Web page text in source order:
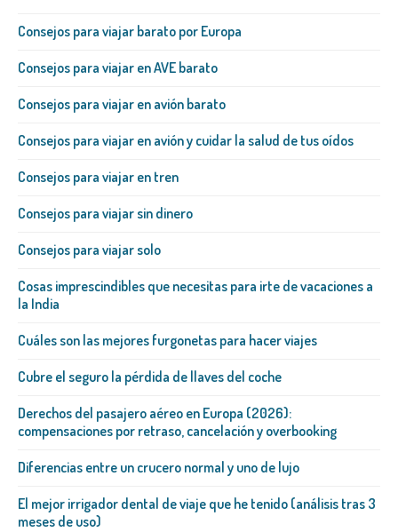
Consejos para viajar barato por Europa
Consejos para viajar en AVE barato
Consejos para viajar en avión barato
Consejos para viajar en avión y cuidar la salud de tus oídos
Consejos para viajar en tren
Consejos para viajar sin dinero
Consejos para viajar solo
Cosas imprescindibles que necesitas para irte de vacaciones a
la India
Cuáles son las mejores furgonetas para hacer viajes
Cubre el seguro la pérdida de llaves del coche
Derechos del pasajero aéreo en Europa (2026):
compensaciones por retraso, cancelación y overbooking
Diferencias entre un crucero normal y uno de lujo
El mejor irrigador dental de viaje que he tenido (análisis tras 3
meses de uso)